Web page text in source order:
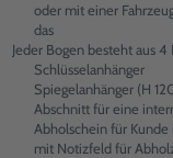
oder mit einer
das
Jeder Bogen besteht aus
Schlüsselanhänger
Spiegelanhänger (H
Abschnitt für eine
Abholschein für Kunde
mit Notizfeld für